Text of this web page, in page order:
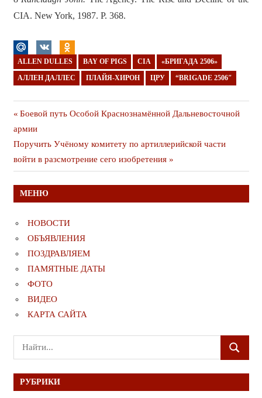
CIA. New York, 1987. Р. 368.
ALLEN DULLES BAY OF PIGS CIA «БРИГАДА 2506»
АЛЛЕН ДАЛЛЕС ПЛАЙЯ-ХИРОН ЦРУ “BRIGADE 2506″
Навигация
по
записям
Предыдущая
публикация
Боевой путь Особой Краснознамённой Дальневосточной
армии
Следующая
публикация
Поручить Учёному комитету по артиллерийской части
войти в разсмотрение сего изобретения
МЕНЮ
НОВОСТИ
ОБЪЯВЛЕНИЯ
ПОЗДРАВЛЯЕМ
ПАМЯТНЫЕ ДАТЫ
ФОТО
ВИДЕО
КАРТА САЙТА
Поиск
для:
ПОИСК
РУБРИКИ